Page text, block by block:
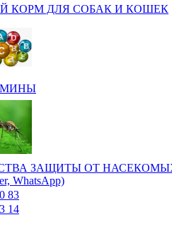
КОРМ ДЛЯ СОБАК И КОШЕК
ЗАЩИТЫ ОТ
WhatsApp)
83
14